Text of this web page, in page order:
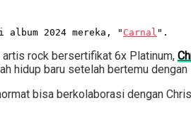
album 2024 mereka, "Carnal ".
artis rock bersertifikat 6x Platinum,
hidup baru setelah bertemu dengan
bisa berkolaborasi dengan